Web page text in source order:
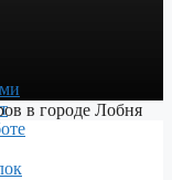
в городе Лобня